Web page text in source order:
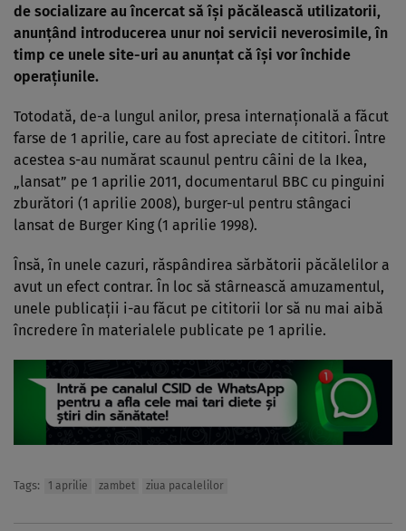
de socializare au încercat să îşi păcălească utilizatorii,
anunţând introducerea unur noi servicii neverosimile, în
timp ce unele site-uri au anunţat că îşi vor închide
operaţiunile.
Totodată, de-a lungul anilor, presa internaţională a făcut
farse de 1 aprilie, care au fost apreciate de cititori. Între
acestea s-au numărat scaunul pentru câini de la Ikea,
„lansat” pe 1 aprilie 2011, documentarul BBC cu pinguini
zburători (1 aprilie 2008), burger-ul pentru stângaci
lansat de Burger King (1 aprilie 1998).
Însă, în unele cazuri, răspândirea sărbătorii păcălelilor a
avut un efect contrar. În loc să stârnească amuzamentul,
unele publicaţii i-au făcut pe cititorii lor să nu mai aibă
încredere în materialele publicate pe 1 aprilie.
Tags: 1 aprilie zambet ziua pacalelilor